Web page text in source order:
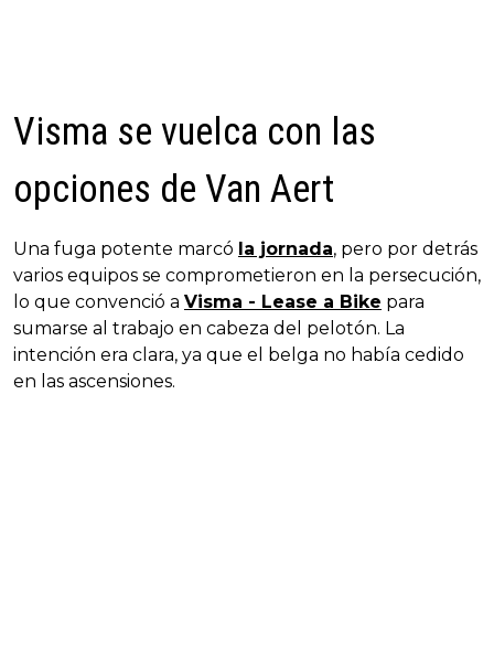
Visma se vuelca con las
opciones de Van Aert
Una fuga potente marcó la jornada, pero por detrás
varios equipos se comprometieron en la persecución,
lo que convenció a Visma - Lease a Bike para
sumarse al trabajo en cabeza del pelotón. La
intención era clara, ya que el belga no había cedido
en las ascensiones.